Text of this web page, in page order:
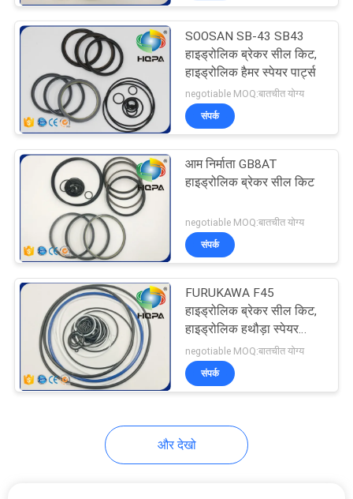
टीसी तेल सील
फ़्लोटिंग ऑयल सील
वाल्व सील किट
SOOSAN SB-43 SB43
हाइड्रोलिक ब्रेकर सील किट,
हाइड्रोलिक हैमर स्पेयर पार्ट्स
negotiable MOQ:बातचीत योग्य
संपर्क
आम निर्माता GB8AT
हाइड्रोलिक ब्रेकर सील किट
negotiable MOQ:बातचीत योग्य
संपर्क
FURUKAWA F45
हाइड्रोलिक ब्रेकर सील किट,
हाइड्रोलिक हथौड़ा स्पेयर
पार्ट्स
negotiable MOQ:बातचीत योग्य
संपर्क
और देखो